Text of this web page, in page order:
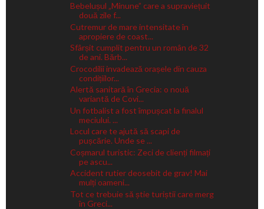
Bebelușul „Minune” care a supraviețuit
două zile f...
Cutremur de mare intensitate în
apropiere de coast...
Sfârșit cumplit pentru un român de 32
de ani. Bărb...
Crocodilii invadează orașele din cauza
condițiilor...
Alertă sanitară în Grecia: o nouă
variantă de Covi...
Un fotbalist a fost împușcat la finalul
meciului. ...
Locul care te ajută să scapi de
pușcărie. Unde se ...
Coșmarul turistic: Zeci de clienți filmați
pe ascu...
Accident rutier deosebit de grav! Mai
mulți oameni...
Tot ce trebuie să știe turiștii care merg
în Greci...